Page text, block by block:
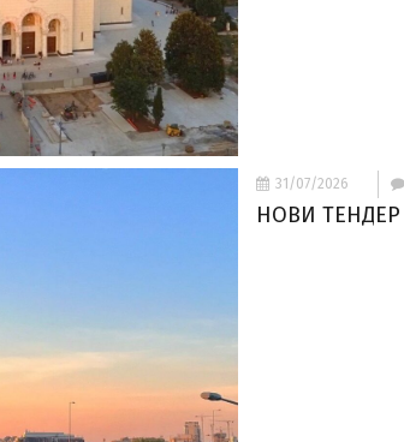
31/07/2026
НОВИ ТЕНДЕР